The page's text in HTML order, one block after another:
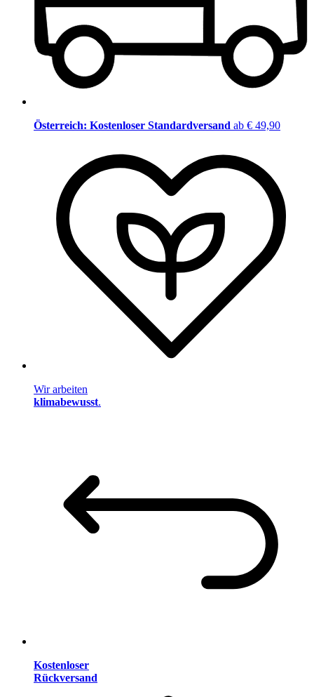
Österreich: Kostenloser Standardversand ab € 49,90
Wir arbeiten
klimabewusst.
Kostenloser
Rückversand